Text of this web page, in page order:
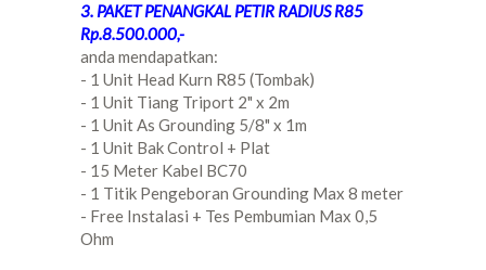
3. PAKET PENANGKAL PETIR RADIUS R85
Rp.8.500.000,-
anda mendapatkan:
- 1 Unit Head Kurn R85 (Tombak)
- 1 Unit Tiang Triport 2" x 2m
- 1 Unit As Grounding 5/8" x 1m
- 1 Unit Bak Control + Plat
- 15 Meter Kabel BC70
- 1 Titik Pengeboran Grounding Max 8 meter
- Free Instalasi + Tes Pembumian Max 0,5
Ohm